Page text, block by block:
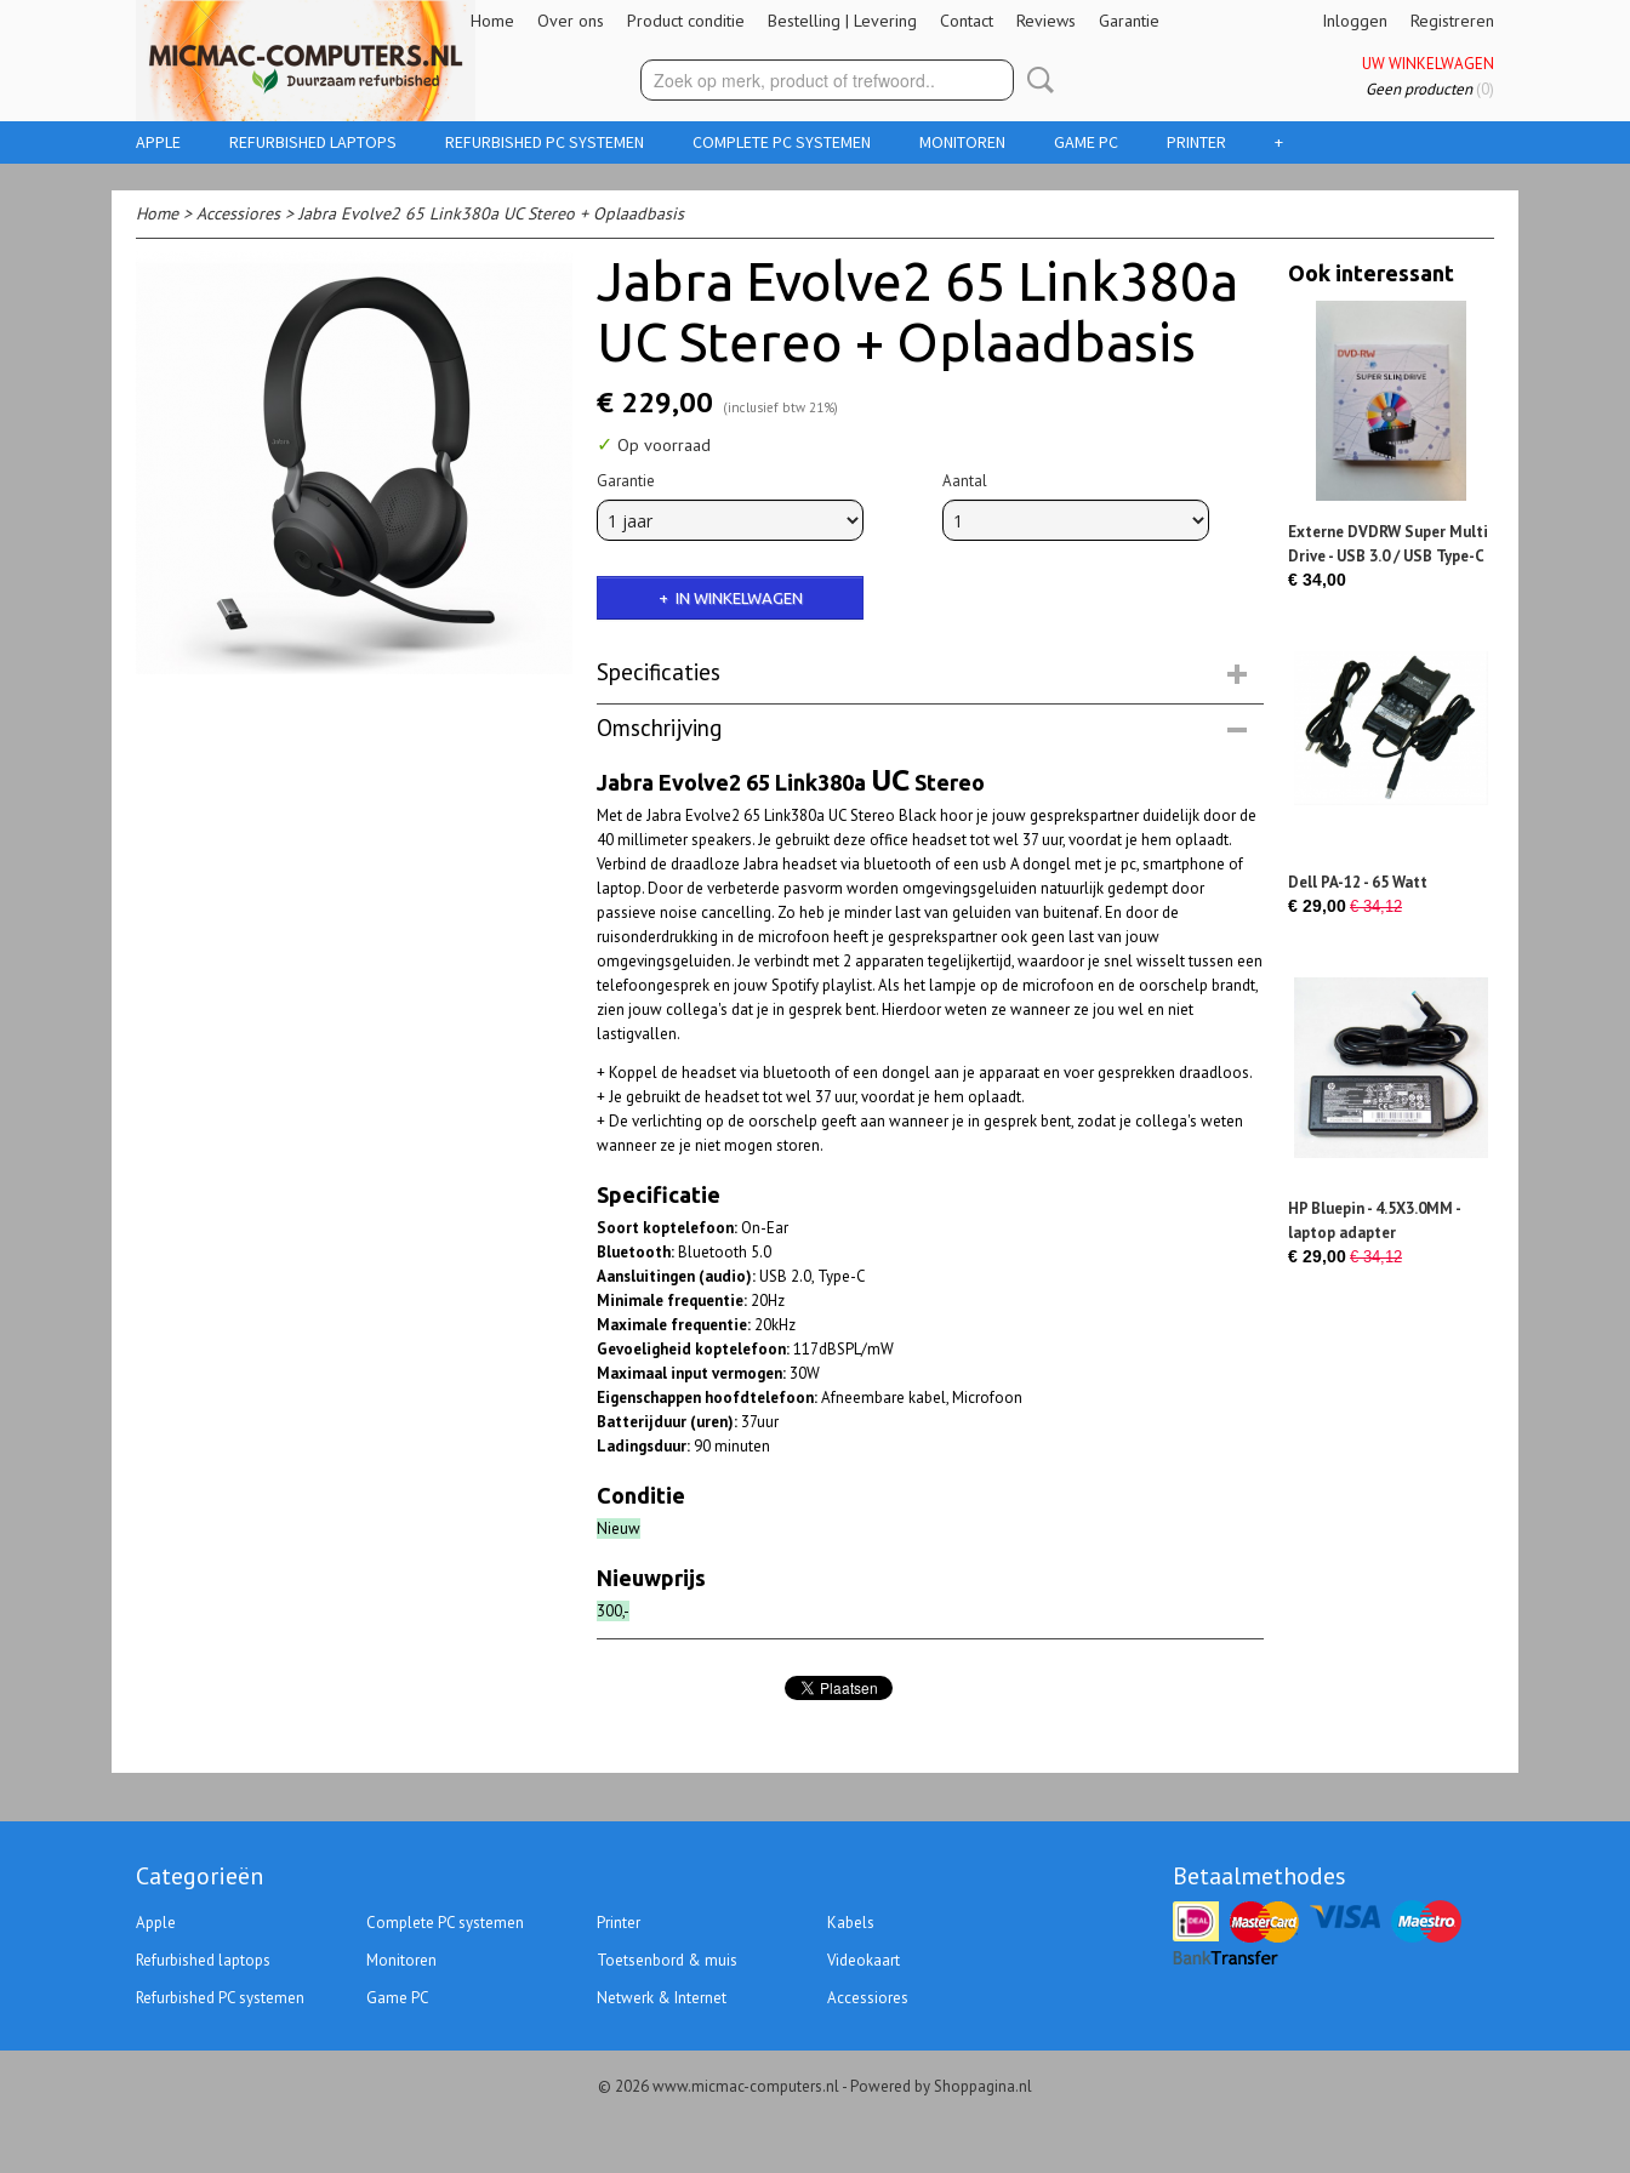
Home Over ons Product conditie Bestelling | Levering Contact Reviews Garantie Inloggen Registreren
UW WINKELWAGEN
Geen producten(0)
APPLE REFURBISHED LAPTOPS REFURBISHED PC SYSTEMEN COMPLETE PC SYSTEMEN MONITOREN GAME PC PRINTER +
Home>Accessiores>Jabra Evolve2 65 Link380a UC Stereo + Oplaadbasis
Jabra Evolve2 65 Link380a
UC Stereo + Oplaadbasis
€ 229,00 (inclusief btw 21%)
✓ Op voorraad
Garantie Aantal
IN WINKELWAGEN
Specificaties
Productcode
Netto gewicht
Omschrijving
Jabra Evolve2 65 Link380a UC Stereo
Met de Jabra Evolve2 65 Link380a UC Stereo Black hoor je jouw gesprekspartner duidelijk door de
40 millimeter speakers. Je gebruikt deze office headset tot wel 37 uur, voordat je hem oplaadt.
Verbind de draadloze Jabra headset via bluetooth of een usb A dongel met je pc, smartphone of
laptop. Door de verbeterde pasvorm worden omgevingsgeluiden natuurlijk gedempt door
passieve noise cancelling. Zo heb je minder last van geluiden van buitenaf. En door de
ruisonderdrukking in de microfoon heeft je gesprekspartner ook geen last van jouw
omgevingsgeluiden. Je verbindt met 2 apparaten tegelijkertijd, waardoor je snel wisselt tussen een
telefoongesprek en jouw Spotify playlist. Als het lampje op de microfoon en de oorschelp brandt,
zien jouw collega's dat je in gesprek bent. Hierdoor weten ze wanneer ze jou wel en niet
lastigvallen.
+ Koppel de headset via bluetooth of een dongel aan je apparaat en voer gesprekken draadloos.
+ Je gebruikt de headset tot wel 37 uur, voordat je hem oplaadt.
+ De verlichting op de oorschelp geeft aan wanneer je in gesprek bent, zodat je collega's weten
wanneer ze je niet mogen storen.
Specificatie
Soort koptelefoon:On-Ear
Bluetooth:Bluetooth 5.0
Aansluitingen (audio):USB 2.0, Type-C
Minimale frequentie: 20Hz
Maximale frequentie: 20kHz
Gevoeligheid koptelefoon:117dBSPL/mW
Maximaal input vermogen: 30W
Eigenschappen hoofdtelefoon:Afneembare kabel, Microfoon
Batterijduur (uren): 37uur
Ladingsduur: 90 minuten
Conditie
Nieuw
Nieuwprijs
300,-
Ook interessant
Externe DVDRW Super Multi
Drive - USB 3.0 / USB Type-C
€ 34,00
Dell PA-12 - 65 Watt
€ 29,00 € 34,12
HP Bluepin - 4.5X3.0MM -
laptop adapter
€ 29,00 € 34,12
Categorieën
Apple
Refurbished laptops
Refurbished PC systemen
Complete PC systemen
Monitoren
Game PC
Printer
Toetsenbord & muis
Netwerk & Internet
Kabels
Videokaart
Accessiores
Betaalmethodes
© 2026 www.micmac-computers.nl - Powered by Shoppagina.nl